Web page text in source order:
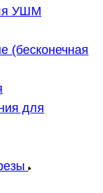
УШМ
(бесконечная
для